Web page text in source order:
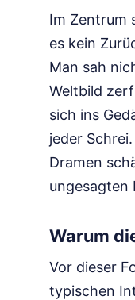
Im Zentrum
es kein
Man sah
Weltbild
sich ins
jeder
Dramen
ungesagten
Warum
Vor dieser
typischen